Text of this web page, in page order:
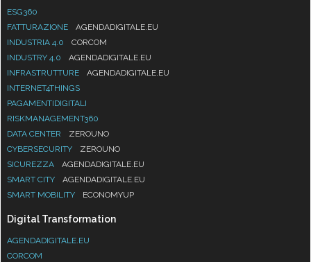
ESG360
FATTURAZIONE
AGENDADIGITALE.EU
INDUSTRIA 4.0
CORCOM
INDUSTRY 4.0
AGENDADIGITALE.EU
INFRASTRUTTURE
AGENDADIGITALE.EU
INTERNET4THINGS
PAGAMENTIDIGITALI
RISKMANAGEMENT360
DATA CENTER
ZEROUNO
CYBERSECURITY
ZEROUNO
SICUREZZA
AGENDADIGITALE.EU
SMART CITY
AGENDADIGITALE.EU
SMART MOBILITY
ECONOMYUP
Digital Transformation
AGENDADIGITALE.EU
CORCOM